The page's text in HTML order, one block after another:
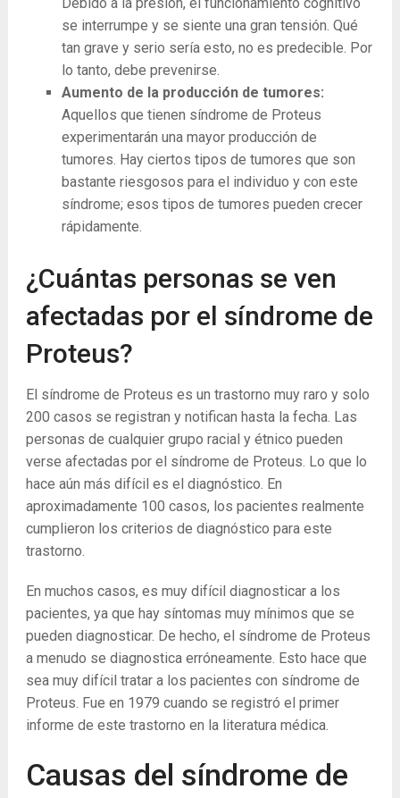
se interrumpe y se siente una gran tensión. Qué
tan grave y serio sería esto, no es predecible. Por
lo tanto, debe prevenirse.
Aumento de la producción de tumores:
Aquellos que tienen síndrome de Proteus
experimentarán una mayor producción de
tumores. Hay ciertos tipos de tumores que son
bastante riesgosos para el individuo y con este
síndrome; esos tipos de tumores pueden crecer
rápidamente.
¿Cuántas personas se ven
afectadas por el síndrome de
Proteus?
El síndrome de Proteus es un trastorno muy raro y solo
200 casos se registran y notifican hasta la fecha. Las
personas de cualquier grupo racial y étnico pueden
verse afectadas por el síndrome de Proteus. Lo que lo
hace aún más difícil es el diagnóstico. En
aproximadamente 100 casos, los pacientes realmente
cumplieron los criterios de diagnóstico para este
trastorno.
En muchos casos, es muy difícil diagnosticar a los
pacientes, ya que hay síntomas muy mínimos que se
pueden diagnosticar. De hecho, el síndrome de Proteus
a menudo se diagnostica erróneamente. Esto hace que
sea muy difícil tratar a los pacientes con síndrome de
Proteus. Fue en 1979 cuando se registró el primer
informe de este trastorno en la literatura médica.
Causas del síndrome de